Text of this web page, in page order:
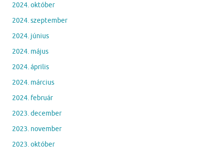
2024. október
2024. szeptember
2024. június
2024. május
2024. április
2024. március
2024. február
2023. december
2023. november
2023. október